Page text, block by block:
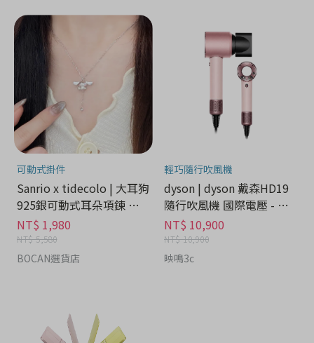
可動式掛件
Sanrio x tidecolo | 大耳狗
925銀可動式耳朵項鍊 禮
盒 - 流行潮牌分期
NT$ 1,980
NT$ 5,580
BOCAN選貨店
輕巧隨行吹風機
dyson | dyson 戴森HD19
隨行吹風機 國際電壓 - 家
電分期
NT$ 10,900
NT$ 10,900
映鳴3c